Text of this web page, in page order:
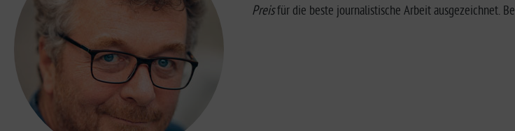
Preisfür die beste journalistische Arbeit ausgezeichnet.